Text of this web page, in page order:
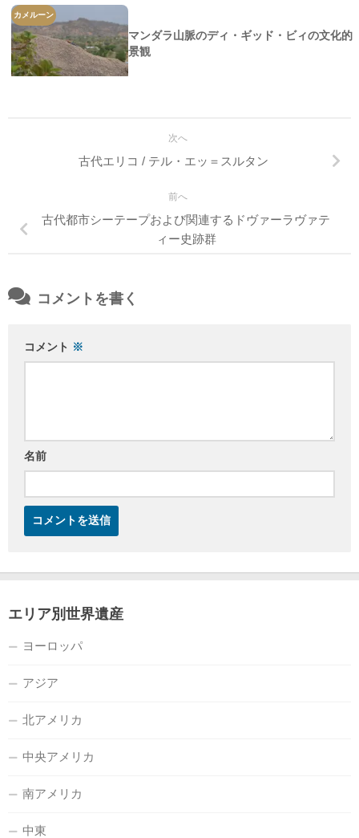
カメルーン
マンダラ山脈のディ・ギッド・ビィの文化的
景観
次へ
古代エリコ / テル・エッ＝スルタン
前へ
古代都市シーテープおよび関連するドヴァーラヴァテ
ィー史跡群
コメントを書く
コメント ※
名前
エリア別世界遺産
ヨーロッパ
アジア
北アメリカ
中央アメリカ
南アメリカ
中東